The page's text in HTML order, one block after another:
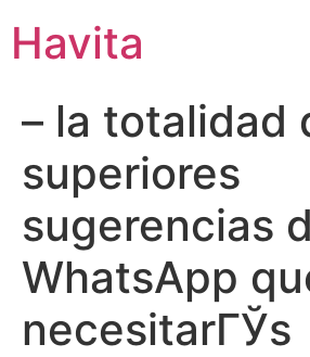
Havita
– la totalidad
superiores
sugerencias
WhatsApp
necesitarГЎs